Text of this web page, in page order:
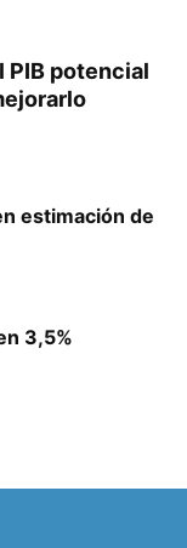
PIB potencial
estimación de
3,5%